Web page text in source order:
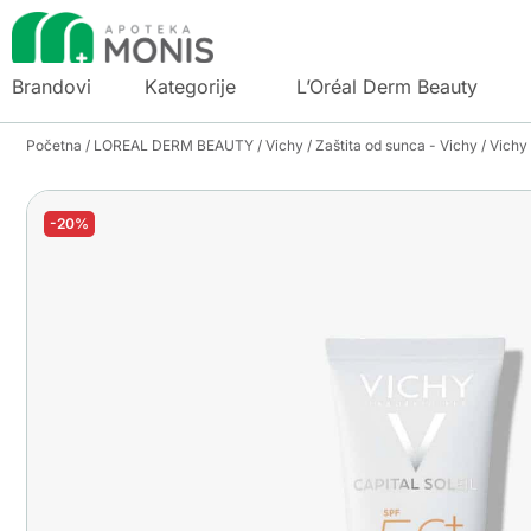
Brandovi Kategorije L’Oréal Derm Beauty
Početna / LOREAL DERM BEAUTY / Vichy / Zaštita od sunca - Vichy / Vichy
-20%